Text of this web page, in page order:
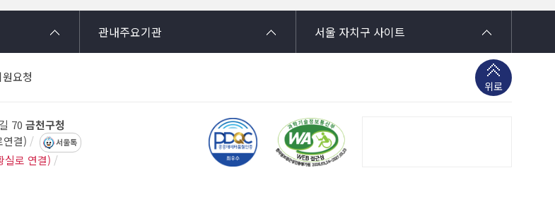
관내주요기관 서울 자치구 사이트
요청
위로
70 금천구청
연결) 서울톡
실로 연결)